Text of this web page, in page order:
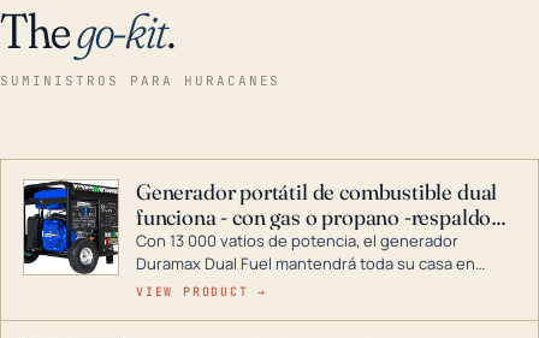
Thego-kit.
SUMINISTROS PARA HURACANES
Generador portátil de combustible dual
funciona - con gas o propano -respaldo
para el hogar
Con 13 000 vatios de potencia, el generador
Duramax Dual Fuel mantendrá toda su casa en
funcionamiento durante una tormenta o un corte
VIEW PRODUCT →